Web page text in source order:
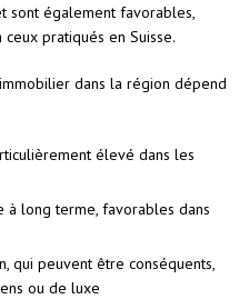
sont également favorables,
pratiqués en Suisse.
dans la région dépend
élevé dans les
à long terme, favorables dans
qui peuvent être conséquents,
ou de luxe